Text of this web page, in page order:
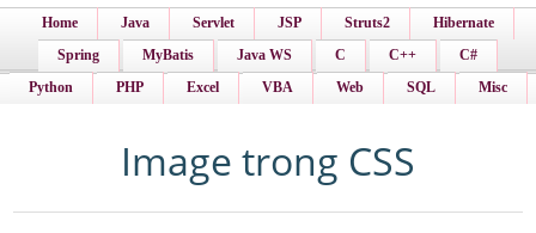
Home Java Servlet JSP Struts2
Hibernate
Spring
MyBatis Java WS C C++
C#
Python
PHP Excel VBA Web SQL Misc
Image trong CSS